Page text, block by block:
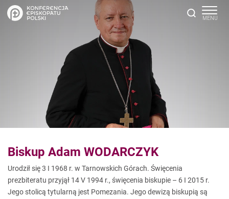
Biskup Adam WODARCZYK
Urodził się 3 I 1968 r. w Tarnowskich Górach. Święcenia
prezbiteratu przyjął 14 V 1994 r., święcenia biskupie – 6 I 2015 r.
Jego stolicą tytularną jest Pomezania. Jego dewizą biskupią są